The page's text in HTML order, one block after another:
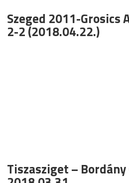
Szeged 2011-Grosics
2-2 (2018.04.22.)
Tiszasziget –